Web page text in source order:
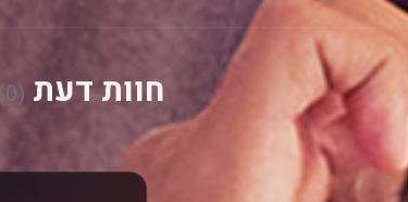
חוות דעת (0)